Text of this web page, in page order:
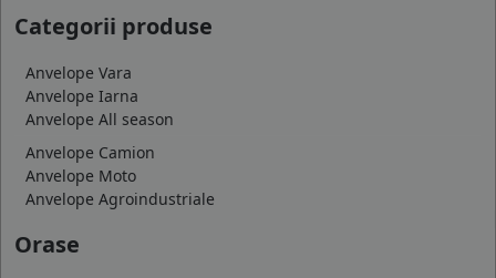
Categorii produse
Anvelope Vara
Anvelope Iarna
Anvelope All season
Anvelope Camion
Anvelope Moto
Anvelope Agroindustriale
Orase